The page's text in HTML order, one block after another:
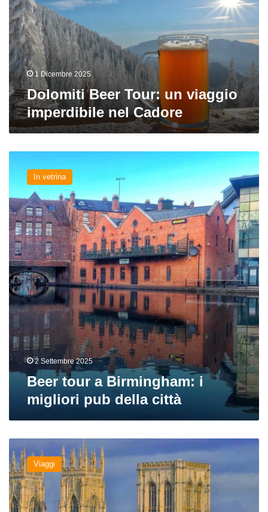
viaggio
imperdibile
nel
Cadore
1 Dicembre 2025
Dolomiti Beer Tour: un viaggio
imperdibile nel Cadore
Birmingham:
i
migliori
pub
della
città
In vetrina
2 Settembre 2025
Beer tour a Birmingham: i
migliori pub della città
spasso
per
York,
pinta
dopo
Viaggi